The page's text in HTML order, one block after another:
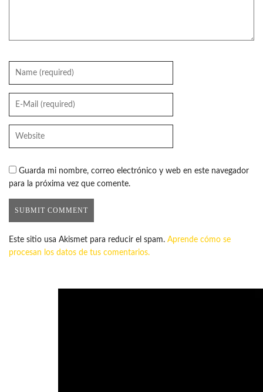
Guarda mi nombre, correo electrónico y web en este navegador
para la próxima vez que comente.
Este sitio usa Akismet para reducir el spam. Aprende cómo se
procesan los datos de tus comentarios.